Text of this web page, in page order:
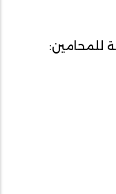
للمحامين: